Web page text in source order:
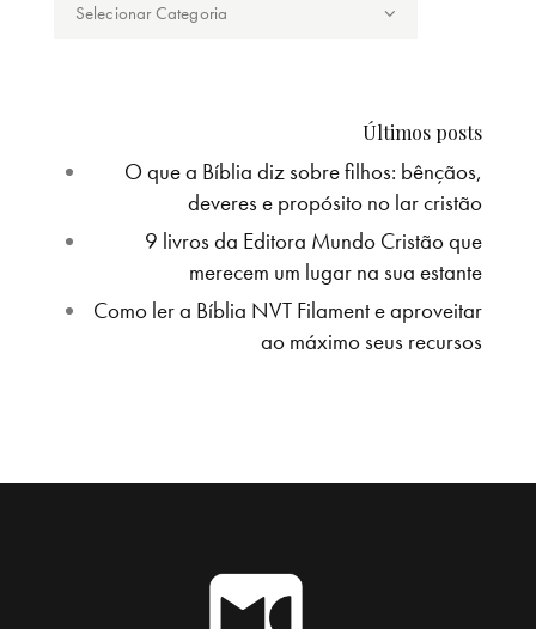
Últimos posts
O que a Bíblia diz sobre filhos: bênçãos,
deveres e propósito no lar cristão
9 livros da Editora Mundo Cristão que
merecem um lugar na sua estante
Como ler a Bíblia NVT Filament e aproveitar
ao máximo seus recursos